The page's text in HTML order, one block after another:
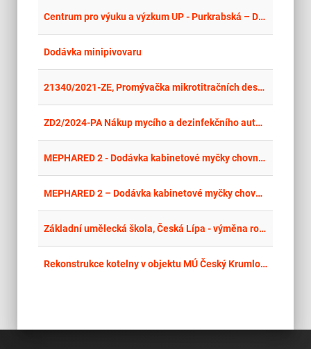
Centrum pro výuku a výzkum UP - Purkrabská – Dodávka laboratorních přístrojů a elektropřístrojů pro buněčnou a molekulární biologii
Dodávka minipivovaru
21340/2021-ZE, Promývačka mikrotitračních destiček s možností využití biomagnetické separace
ZD2/2024-PA Nákup mycího a dezinfekčního automatu
MEPHARED 2 - Dodávka kabinetové myčky chovných nádob s příslušenstvím do vivária
MEPHARED 2 – Dodávka kabinetové myčky chovných nádob s příslušenstvím do vivária (opakované zadání)
Základní umělecká škola, Česká Lípa - výměna rozvodů ZTI - 7. etapa
Rekonstrukce kotelny v objektu MÚ Český Krumlov, Kaplická 439